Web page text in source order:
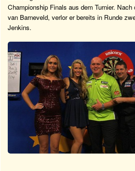
Championship Finals aus dem Turnier.
van Barneveld, verlor er bereits in Runde
Jenkins.